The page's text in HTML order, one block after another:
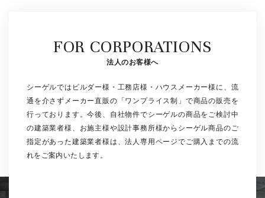
FOR CORPORATIONS
法人のお客様へ
シーゲルではビルダー様・工務店様・ハウスメーカー様に、流
通を介さずメーカー直販の「ワンプライス制」で商品の販売を
行っております。今後、自社物件でシーゲルの商品をご検討中
の建築業者様、お施主様や設計事務所様からシーゲル商品のご
指定があった建築業者様は、法人専用ページでご購入までの流
れをご案内いたします。